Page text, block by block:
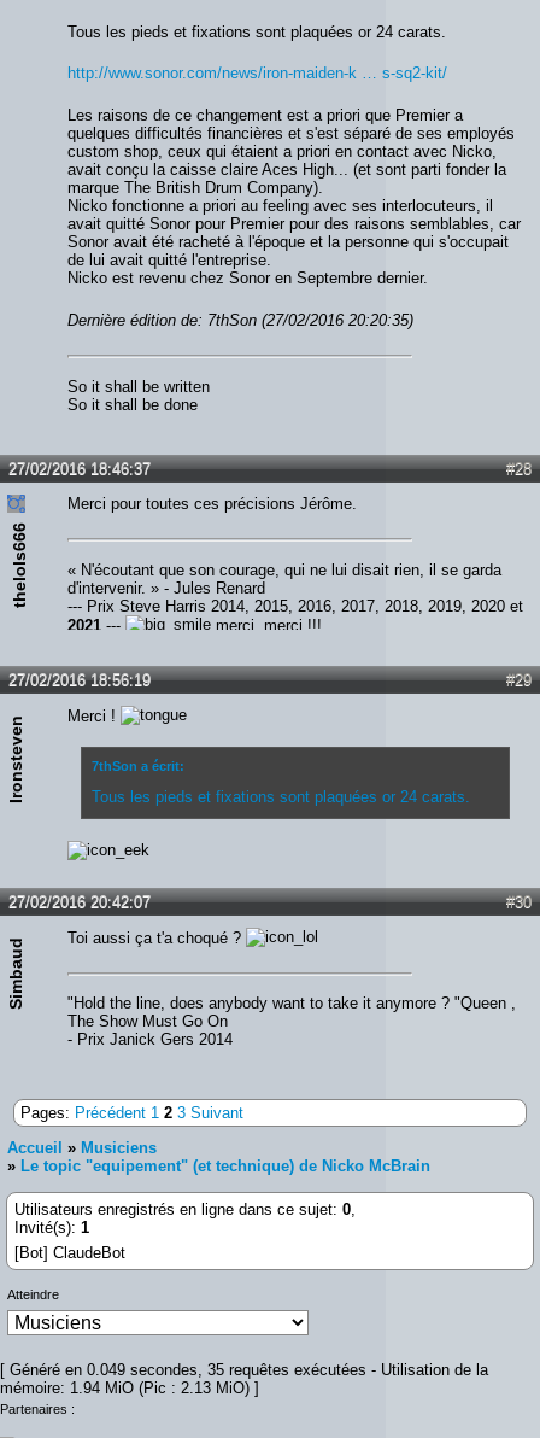
Tous les pieds et fixations sont plaquées or 24 carats.
http://www.sonor.com/news/iron-maiden-k … s-sq2-kit/
Les raisons de ce changement est a priori que Premier a
quelques difficultés financières et s'est séparé de ses employés
custom shop, ceux qui étaient a priori en contact avec Nicko,
avait conçu la caisse claire Aces High... (et sont parti fonder la
marque The British Drum Company).
Nicko fonctionne a priori au feeling avec ses interlocuteurs, il
avait quitté Sonor pour Premier pour des raisons semblables, car
Sonor avait été racheté à l'époque et la personne qui s'occupait
de lui avait quitté l'entreprise.
Nicko est revenu chez Sonor en Septembre dernier.
Dernière édition de: 7thSon (27/02/2016 20:20:35)
So it shall be written
So it shall be done
#28
27/02/2016 18:46:37
thelols666
Merci pour toutes ces précisions Jérôme.
« N'écoutant que son courage, qui ne lui disait rien, il se garda
d'intervenir. » - Jules Renard
--- Prix Steve Harris 2014, 2015, 2016, 2017, 2018, 2019, 2020 et
2021 --- merci, merci !!!
#29
27/02/2016 18:56:19
Ironsteven Merci !
7thSon a écrit:
Tous les pieds et fixations sont plaquées or 24 carats.
#30
27/02/2016 20:42:07
Simbaud Toi aussi ça t'a choqué ?
"Hold the line, does anybody want to take it anymore ? "Queen ,
The Show Must Go On
- Prix Janick Gers 2014
Pages: Précédent 1 2 3 Suivant
Accueil » Musiciens
» Le topic "equipement" (et technique) de Nicko McBrain
Utilisateurs enregistrés en ligne dans ce sujet: 0
Invité(s): 1
[Bot] ClaudeBot
Atteindre
[ Généré en 0.049 secondes, 35 requêtes exécutées - Utilisation de la
mémoire: 1.94 MiO (Pic : 2.13 MiO) ]
Partenaires :